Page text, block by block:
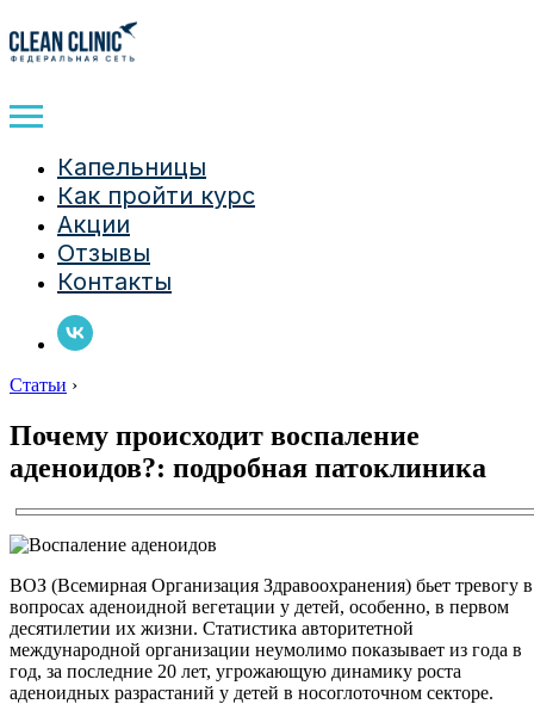
Капельницы
Как пройти курс
Акции
Отзывы
Контакты
Статьи ›
Почему происходит воспаление
аденоидов?: подробная патоклиника
ВОЗ (Всемирная Организация Здравоохранения) бьет тревогу в
вопросах аденоидной вегетации у детей, особенно, в первом
десятилетии их жизни. Статистика авторитетной
международной организации неумолимо показывает из года в
год, за последние 20 лет, угрожающую динамику роста
аденоидных разрастаний у детей в носоглоточном секторе.